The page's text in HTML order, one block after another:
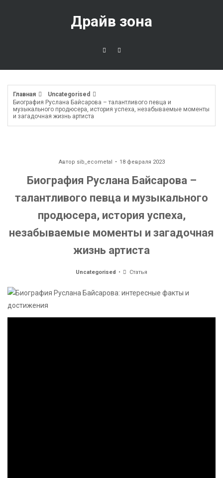
Драйв зона
Главная
Uncategorised
Биография Руслана Байсарова – талантливого певца и
музыкального продюсера, история успеха, незабываемые моменты
и загадочная жизнь артиста
Автор sib_ecometal 18 февраля 2023
Биография Руслана Байсарова –
талантливого певца и музыкального
продюсера, история успеха,
незабываемые моменты и загадочная
жизнь артиста
Uncategorised Статья